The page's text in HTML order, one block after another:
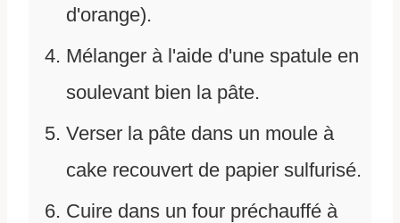
d'orange).
Mélanger à l'aide d'une spatule en
soulevant bien la pâte.
Verser la pâte dans un moule à
cake recouvert de papier sulfurisé.
Cuire dans un four préchauffé à